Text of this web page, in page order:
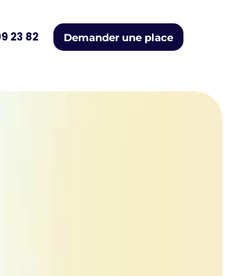
23 82 Demander une place